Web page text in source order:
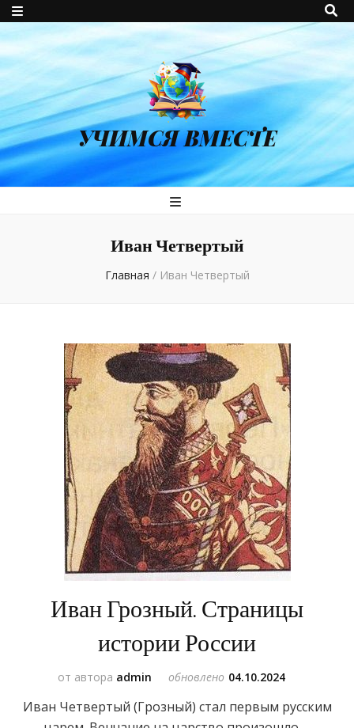
УЧИМСЯ ВМЕСТЕ
Иван Четвертый
Главная / Иван Четвертый
Иван Грозный. Страницы
истории России
от автора admin обновлено 04.10.2024
Иван Четвертый (Грозный) стал первым русским